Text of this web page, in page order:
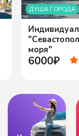
ДУША ГОРОДА
моря"
6000₽